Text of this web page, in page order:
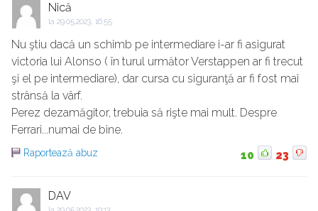
Nică
la 29.05.2023, 16:55
Nu ştiu dacă un schimb pe intermediare i-ar fi asigurat
victoria lui Alonso ( în turul următor Verstappen ar fi trecut
şi el pe intermediare), dar cursa cu siguranţă ar fi fost mai
strânsă la vârf.
Perez dezamăgitor, trebuia să rişte mai mult. Despre
Ferrari...numai de bine.
Raportează abuz 10 23
DAV